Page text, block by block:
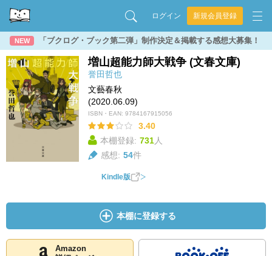
ログイン 新規会員登録
NEW 「ブクログ・ブック第二弾」制作決定＆掲載する感想大募集！
増山超能力師大戦争 (文春文庫)
誉田哲也
文藝春秋
(2020.06.09)
ISBN・EAN: 9784167915056
3.40
本棚登録: 731人
感想: 54件
Kindle版
本棚に登録する
Amazon